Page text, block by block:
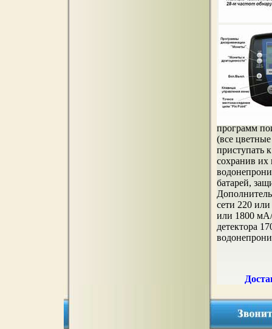
программ
(все
приступать
сохранив их
батарей,
сети 220
или 1800 мА/
детектора